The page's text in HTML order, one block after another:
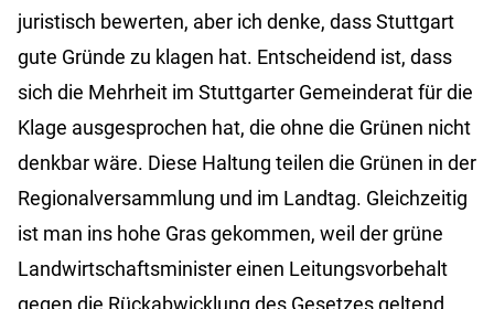
juristisch bewerten, aber ich denke, dass Stuttgart
gute Gründe zu klagen hat. Entscheidend ist, dass
sich die Mehrheit im Stuttgarter Gemeinderat für die
Klage ausgesprochen hat, die ohne die Grünen nicht
denkbar wäre. Diese Haltung teilen die Grünen in der
Regionalversammlung und im Landtag. Gleichzeitig
ist man ins hohe Gras gekommen, weil der grüne
Landwirtschaftsminister einen Leitungsvorbehalt
gegen die Rückabwicklung des Gesetzes geltend